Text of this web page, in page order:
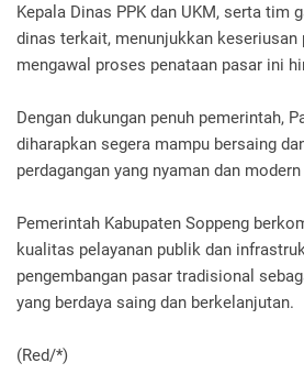
Kepala Dinas PPK dan UKM, serta tim
dinas terkait, menunjukkan keseriusan
mengawal proses penataan pasar ini
Dengan dukungan penuh pemerintah,
diharapkan segera mampu bersaing
perdagangan yang nyaman dan
Pemerintah Kabupaten Soppeng
kualitas pelayanan publik dan
pengembangan pasar tradisional
yang berdaya saing dan berkelanjutan.
(Red/*)